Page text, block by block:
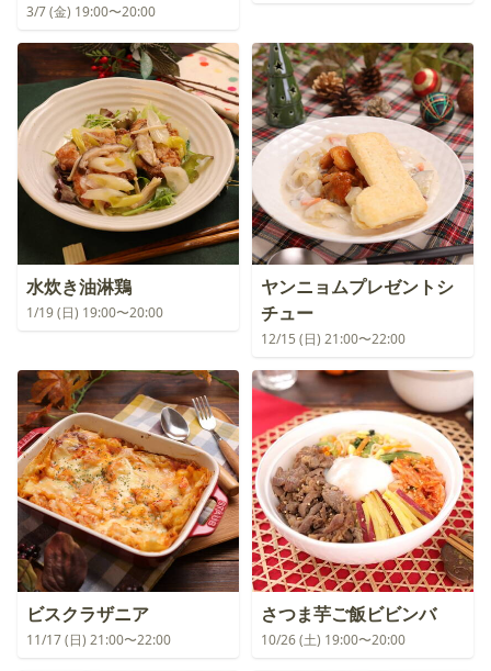
3/7 (金) 19:00〜20:00
水炊き油淋鶏
1/19 (日) 19:00〜20:00
ヤンニョムプレゼントシ
チュー
12/15 (日) 21:00〜22:00
ビスクラザニア
11/17 (日) 21:00〜22:00
さつま芋ご飯ビビンバ
10/26 (土) 19:00〜20:00